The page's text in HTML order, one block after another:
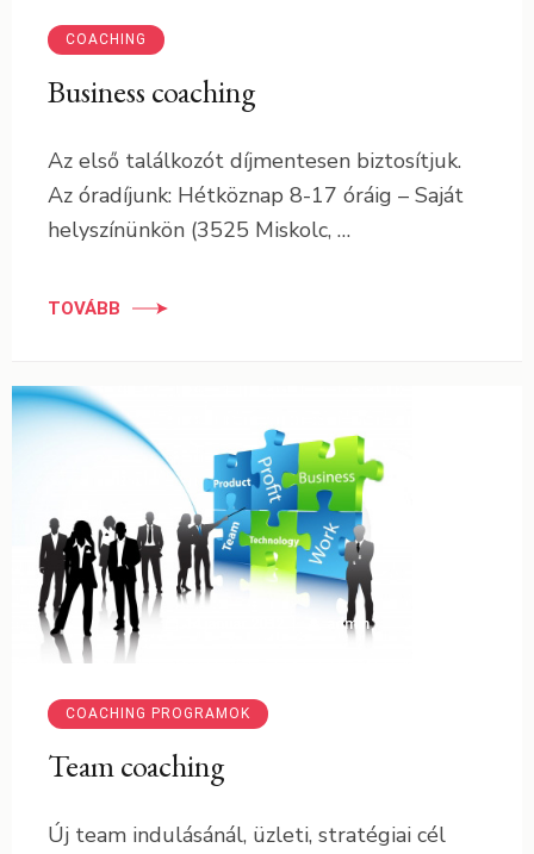
COACHING
Business coaching
Az első találkozót díjmentesen biztosítjuk.
Az óradíjunk: Hétköznap 8-17 óráig – Saját
helyszínünkön (3525 Miskolc, …
TOVÁBB
admin
COACHING PROGRAMOK
Team coaching
Új team indulásánál, üzleti, stratégiai cél